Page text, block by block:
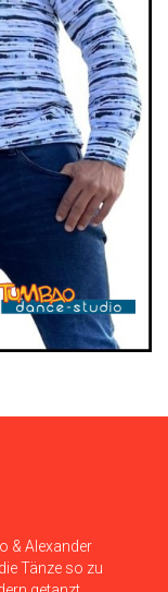
& Alexander
Tänze so zu